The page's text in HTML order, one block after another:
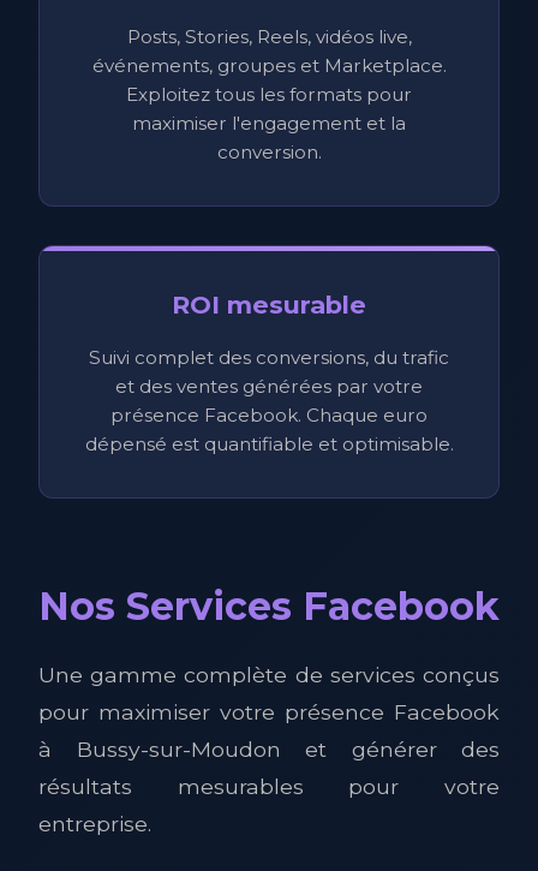
Posts, Stories, Reels, vidéos live,
événements, groupes et Marketplace.
Exploitez tous les formats pour
maximiser l'engagement et la
conversion.
ROI mesurable
Suivi complet des conversions, du trafic
et des ventes générées par votre
présence Facebook. Chaque euro
dépensé est quantifiable et optimisable.
Nos Services Facebook
Une gamme complète de services conçus
pour maximiser votre présence Facebook
à Bussy-sur-Moudon et générer des
résultats mesurables pour votre
entreprise.